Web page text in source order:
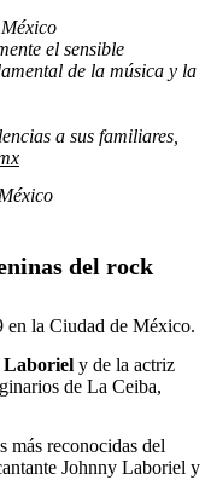
el sensible
de la música y la
a sus familiares,
del rock
en la Ciudad de México.
Laboriel y de la actriz
de La Ceiba,
más reconocidas del
Johnny Laboriel y